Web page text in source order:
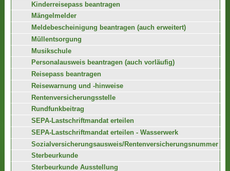
Kinderreisepass beantragen
Mängelmelder
Meldebescheinigung beantragen (auch erweitert)
Müllentsorgung
Musikschule
Personalausweis beantragen (auch vorläufig)
Reisepass beantragen
Reisewarnung und -hinweise
Rentenversicherungsstelle
Rundfunkbeitrag
SEPA-Lastschriftmandat erteilen
SEPA-Lastschriftmandat erteilen - Wasserwerk
Sozialversicherungsausweis/Rentenversicherungsnummer
Sterbeurkunde
Sterbeurkunde Ausstellung